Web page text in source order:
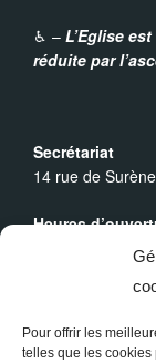
Pour offrir les
telles que les cookies
♿︎ – L’Eglise
réduite par
Secrétariat
14 rue de
Heures
Du lundi au
Messes
Dimanche,